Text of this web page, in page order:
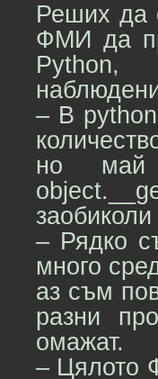
Реших да
ФМИ да
Python,
– В
но май
– Рядко
много
аз съм
разни
омажат.
– Цялото